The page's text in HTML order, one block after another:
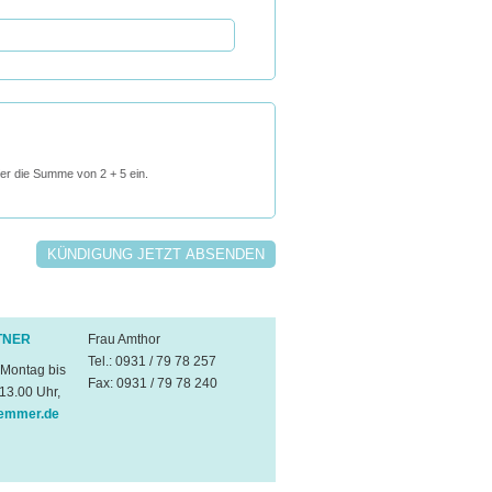
die Summe von 2 + 5 ein.
bis
Uhr,
Frau Amthor
Tel.: 0931 / 79 78 257
Fax: 0931 / 79 78 240